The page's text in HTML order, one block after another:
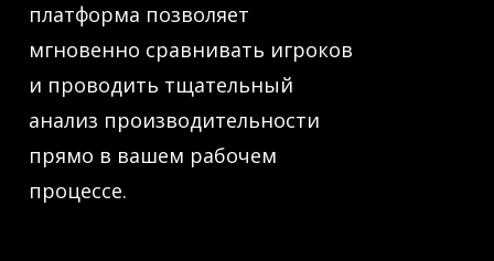
платформа позволяет
мгновенно сравнивать игроков
и проводить тщательный
анализ производительности
прямо в вашем рабочем
процессе.